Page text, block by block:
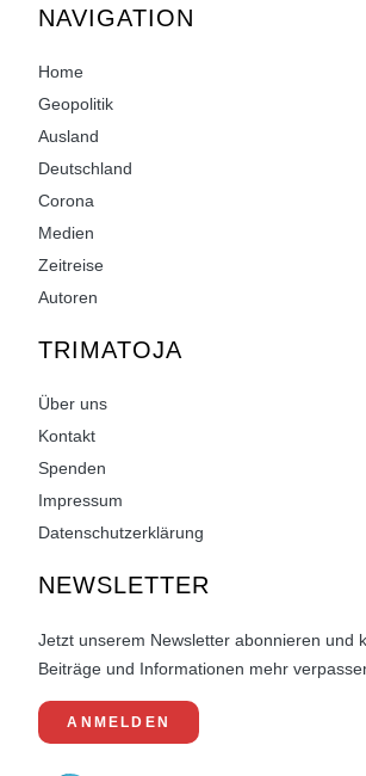
NAVIGATION
Home
Geopolitik
Ausland
Deutschland
Corona
Medien
Zeitreise
Autoren
TRIMATOJA
Über uns
Kontakt
Spenden
Impressum
Datenschutzerklärung
NEWSLETTER
Jetzt unserem Newsletter abonnieren und
Beiträge und Informationen mehr
ANMELDEN